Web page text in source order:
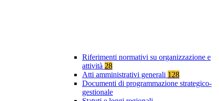
Riferimenti normativi su organizzazione e
attività 28
Atti amministrativi generali 128
Documenti di programmazione strategico-
gestionale